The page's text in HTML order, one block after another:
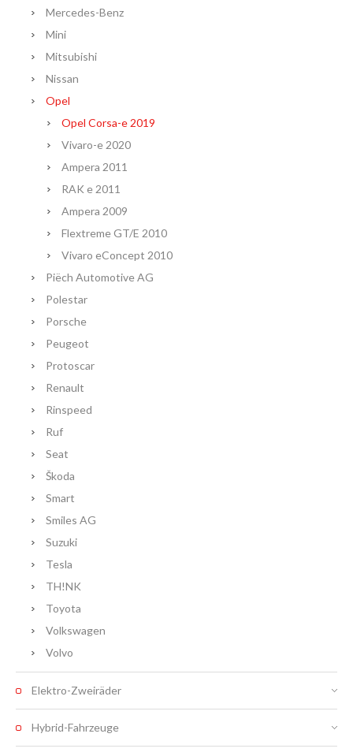
Mercedes-Benz
Mini
Mitsubishi
Nissan
Opel
Opel Corsa-e 2019
Vivaro-e 2020
Ampera 2011
RAK e 2011
Ampera 2009
Flextreme GT/E 2010
Vivaro eConcept 2010
Piëch Automotive AG
Polestar
Porsche
Peugeot
Protoscar
Renault
Rinspeed
Ruf
Seat
Škoda
Smart
Smiles AG
Suzuki
Tesla
TH!NK
Toyota
Volkswagen
Volvo
Elektro-Zweiräder
Hybrid-Fahrzeuge